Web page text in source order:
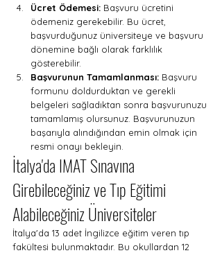
Ücret Ödemesi: Başvuru ücretini
ödemeniz gerekebilir. Bu ücret,
başvurduğunuz üniversiteye ve başvuru
dönemine bağlı olarak farklılık
gösterebilir.
Başvurunun Tamamlanması: Başvuru
formunu doldurduktan ve gerekli
belgeleri sağladıktan sonra başvurunuzu
tamamlamış olursunuz. Başvurunuzun
başarıyla alındığından emin olmak için
resmi onayı bekleyin.
İtalya'da IMAT Sınavına
Girebileceğiniz ve Tıp Eğitimi
Alabileceğiniz Üniversiteler
İtalya'da 13 adet İngilizce eğitim veren tıp
fakültesi bulunmaktadır. Bu okullardan 12